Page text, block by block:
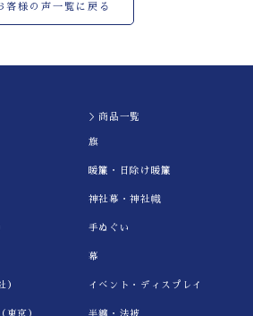
客様の声一覧に戻る
）
東京）
＞商品一覧
旗
暖簾・日除け暖簾
神社幕・神社幟
手ぬぐい
幕
イべント・ディスプレイ
半纏・法被